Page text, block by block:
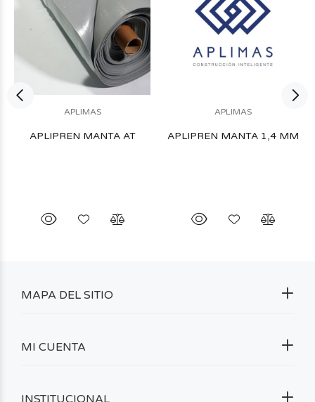
APLIMAS
APLIPREN MANTA AT
APLIMAS
APLIPREN MANTA 1,4 MM
MAPA DEL SITIO
MI CUENTA
INSTITUCIONAL